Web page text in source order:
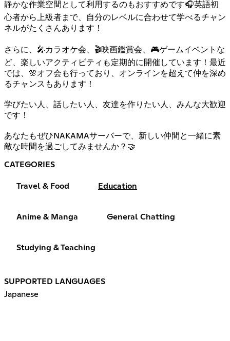
静かな作業空間として利用するのもおすすめです🎧英語初
心者から上級者まで、自分のレベルに合わせて学べるチャン
ネルがたくさんあります！
さらに、🎤カラオケ会、🎬映画鑑賞会、🎮ゲームイベントな
ど、楽しいアクティビティも定期的に開催しています！最近
では、🌸オフ会も行っており、オンラインを超えて仲を深め
るチャンスもあります！
学びたい人、話したい人、友達を作りたい人、みんな大歓迎
です！
あなたもぜひNAKAMAサーバーで、新しい仲間と一緒に素
敵な時間を過ごしてみませんか？🤝
CATEGORIES
Travel & Food Education
Anime & Manga General Chatting
Studying & Teaching
SUPPORTED LANGUAGES
Japanese